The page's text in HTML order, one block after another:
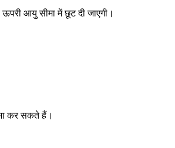
आयु सीमा में छूट दी जाएगी।
कर सकते हैं।